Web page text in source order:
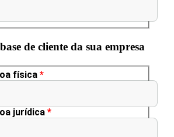
de cliente da sua empresa
física *
jurídica *